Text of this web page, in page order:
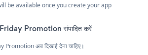
be available once you create your app
Promotion संपादित करें
Promotion अब दिखाई देना चाहिए।